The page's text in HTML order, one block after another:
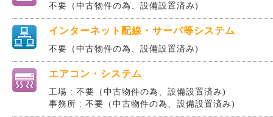
不要（中古物件の為、設備設置済み)
インターネット配線・サーバ等システム
不要（中古物件の為、設備設置済み)
エアコン・システム
工場 : 不要（中古物件の為、設備設置済み)
事務所 : 不要（中古物件の為、設備設置済み)